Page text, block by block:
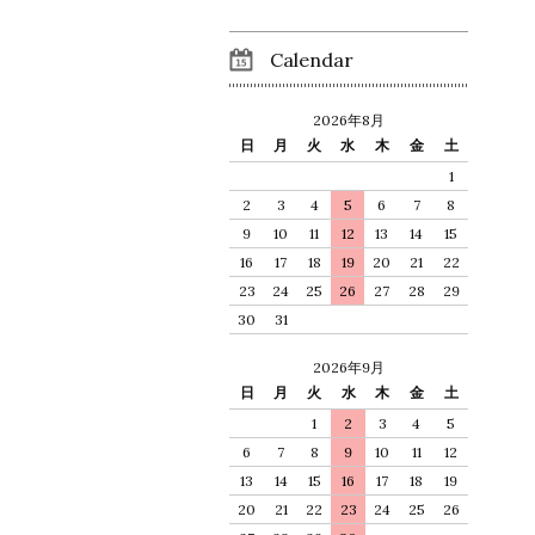
Calendar
2026年8月
日
月 火 水 木 金
土
1
2
3 4 5 6 7
8
9
10 11 12 13 14
15
16
17 18 19 20 21
22
23
24 25 26 27 28
29
30
31
2026年9月
日
月 火 水 木 金
土
1
2 3 4
5
6
7 8 9 10 11
12
13
14 15 16 17 18
19
20
21 22 23 24 25
26